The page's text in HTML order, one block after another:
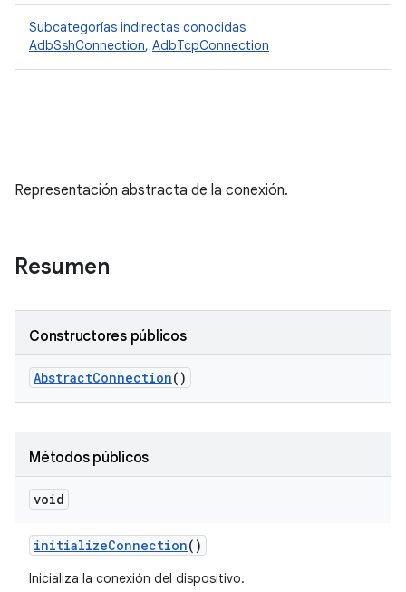
Subcategorías indirectas conocidas
AdbSshConnection, AdbTcpConnection
Representación abstracta de la conexión.
Resumen
Constructores públicos
AbstractConnection()
Métodos públicos
void
initializeConnection()
Inicializa la conexión del dispositivo.